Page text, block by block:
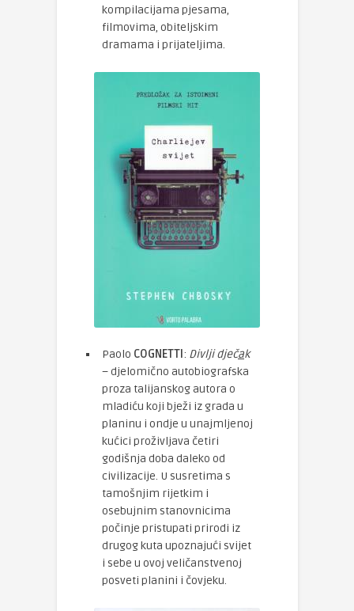
kompilacijama pjesama,
filmovima, obiteljskim
dramama i prijateljima.
Paolo COGNETTI : Divlji dječak
– djelomično autobiografska
proza talijanskog autora o
mladiću koji bježi iz grada u
planinu i ondje u unajmljenoj
kućici proživljava četiri
godišnja doba daleko od
civilizacije. U susretima s
tamošnjim rijetkim i
osebujnim stanovnicima
počinje pristupati prirodi iz
drugog kuta upoznajući svijet
i sebe u ovoj veličanstvenoj
posveti planini i čovjeku.